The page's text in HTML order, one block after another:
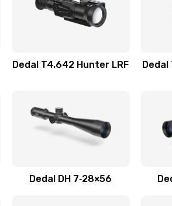
Dedal T4.642 Hunter LRF Dedal
Dedal DH 7‑28×56